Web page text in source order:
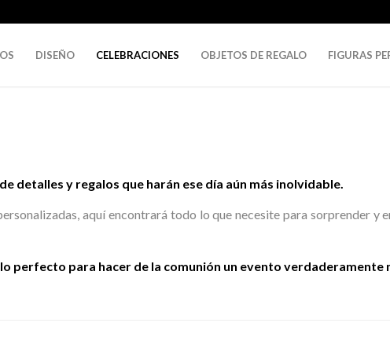
DISEÑO CELEBRACIONES OBJETOS DE REGALO FIGURAS
detalles y regalos que harán ese día aún más inolvidable.
aquí encontrará todo lo que necesite para sorprender
perfecto para hacer de la comunión un evento verdaderamente